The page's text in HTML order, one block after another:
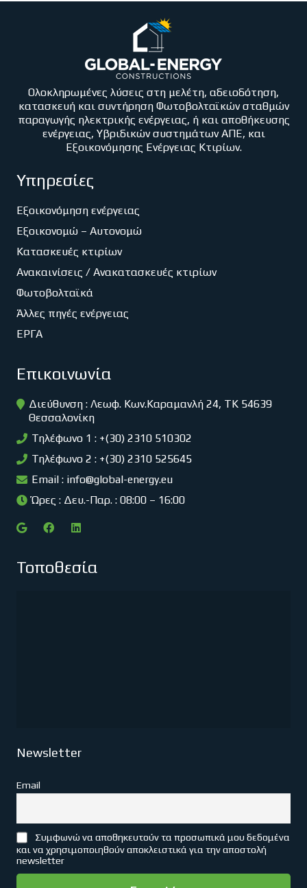
Ολοκληρωμένες λύσεις στη μελέτη, αδειοδότηση,
κατασκευή και συντήρηση Φωτοβολταϊκών σταθμών
παραγωγής ηλεκτρικής ενέργειας, ή και αποθήκευσης
ενέργειας, Υβριδικών συστημάτων ΑΠΕ, και
Εξοικονόμησης Ενέργειας Κτιρίων.
Υπηρεσίες
Εξοικονόμηση ενέργειας
Εξοικονομώ – Αυτονομώ
Κατασκευές κτιρίων
Ανακαινίσεις / Ανακατασκευές κτιρίων
Φωτοβολταϊκά
Άλλες πηγές ενέργειας
ΕΡΓΑ
Επικοινωνία
Διεύθυνση : Λεωφ. Κων.Καραμανλή 24, ΤΚ 54639
Θεσσαλονίκη
Τηλέφωνο 1 : +(30) 2310 510302
Τηλέφωνο 2 : +(30) 2310 525645
Email : info@global-energy.eu
Ώρες : Δευ.-Παρ. : 08:00 – 16:00
Τοποθεσία
Newsletter
Email
Συμφωνώ να αποθηκευτούν τα προσωπικά μου δεδομένα
και να χρησιμοποιηθούν αποκλειστικά για την αποστολή
newsletter